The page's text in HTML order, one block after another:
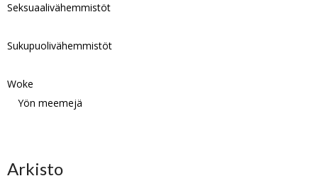
Seksuaalivähemmistöt
Sukupuolivähemmistöt
Woke
Yön meemejä
Arkisto